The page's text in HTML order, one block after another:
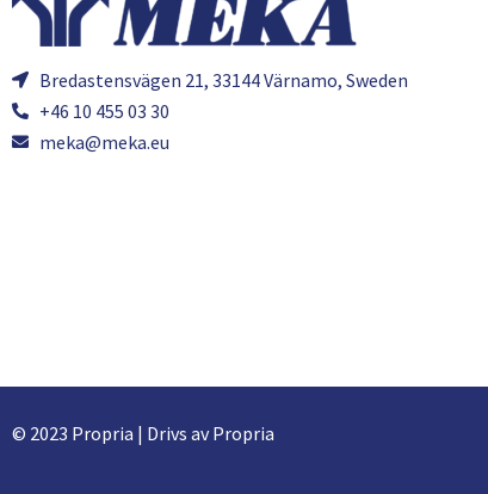
Bredastensvägen 21, 33144 Värnamo, Sweden
+46 10 455 03 30
meka@meka.eu
© 2023 Propria | Drivs av Propria